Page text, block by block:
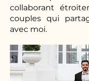
collaborant
couples qui
avec moi.